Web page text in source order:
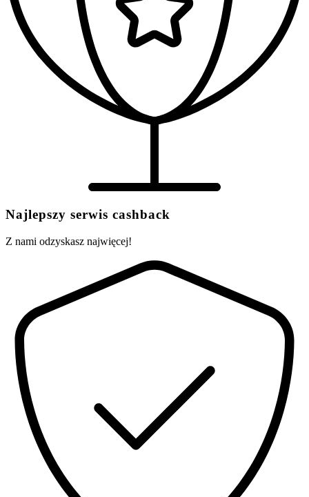
Najlepszy serwis cashback
Z nami odzyskasz najwięcej!